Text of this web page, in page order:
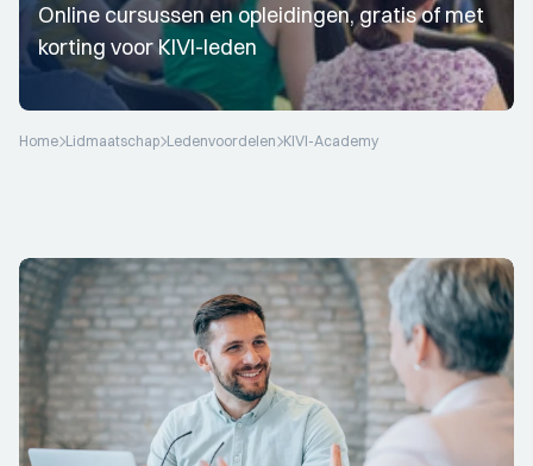
Home Lidmaatschap Ledenvoordelen KIVI-Academy
Online cursussen en opleidingen, gratis of met
korting voor KIVI-leden